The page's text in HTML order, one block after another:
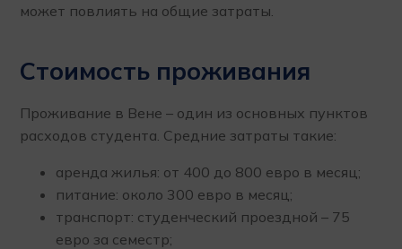
может повлиять на общие затраты.
Стоимость проживания
Проживание в Вене – один из основных пунктов
расходов студента. Средние затраты такие:
аренда жилья: от 400 до 800 евро в месяц;
питание: около 300 евро в месяц;
транспорт: студенческий проездной – 75
евро за семестр;